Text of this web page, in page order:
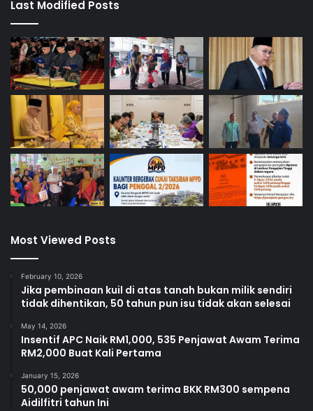
Last Modified Posts
Most Viewed Posts
February 10, 2026
Jika pembinaan kuil di atas tanah bukan milik sendiri
tidak dihentikan, 50 tahun pun isu tidak akan selesai
May 14, 2026
Insentif APC Naik RM1,000, 535 Penjawat Awam Terima
RM2,000 Buat Kali Pertama
January 15, 2026
50,000 penjawat awam terima BKK RM300 sempena
Aidilfitri tahun Ini